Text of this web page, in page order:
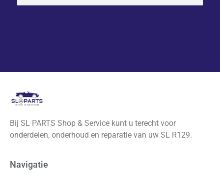
Bij SL PARTS Shop & Service kunt u terecht voor
onderdelen, onderhoud en reparatie van uw SL R129.
Navigatie